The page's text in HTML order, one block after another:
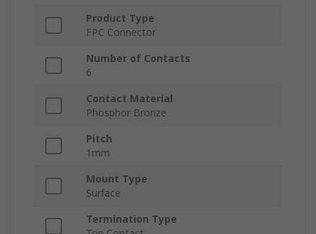
Product Type
FPC Connector
Number of Contacts
6
Contact Material
Phosphor Bronze
Pitch
1mm
Mount Type
Surface
Termination Type